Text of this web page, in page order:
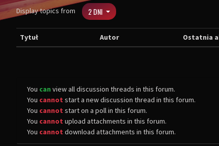
Display topics from 2 DNI
Tytuł Autor Ostatnia
You can view all discussion threads in this forum.
You cannot start a new discussion thread in this forum.
You cannot start on a poll in this forum.
You cannot upload attachments in this forum.
You cannot download attachments in this forum.